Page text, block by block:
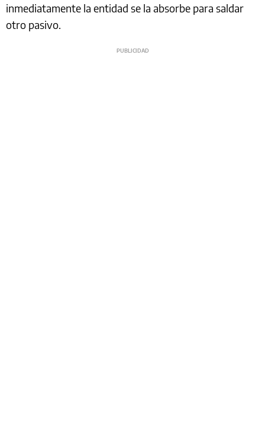
inmediatamente la entidad se la absorbe para saldar
otro pasivo.